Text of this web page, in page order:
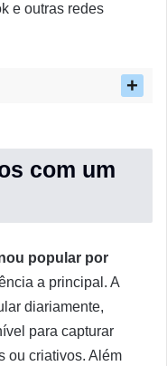
e outras redes
com um
popular por
a principal. A
diariamente,
para capturar
ou criativos. Além